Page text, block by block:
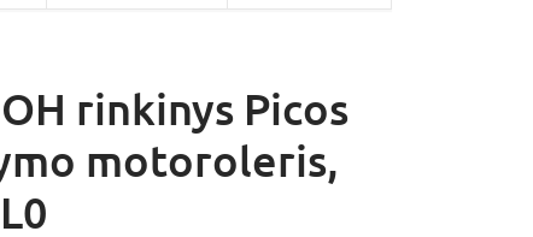
rinkinys Picos
motoroleris,